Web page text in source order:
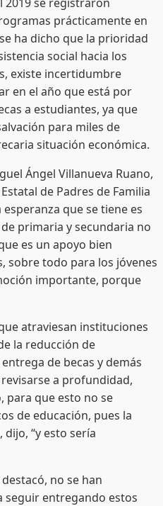
prácticamente en
ha dicho que la prioridad
social hacia los
existe incertidumbre
en el año que está por
a estudiantes, ya que
para miles de
situación económica.
Villanueva Ruano,
de Padres de Familia
que se tiene es
primaria y secundaria no
es un apoyo bien
sobre todo para los jóvenes
importante, porque
instituciones
la reducción de
de becas y demás
a profundidad,
para que esto no se
de educación, pues la
“y esto sería
no se han
seguir entregando estos